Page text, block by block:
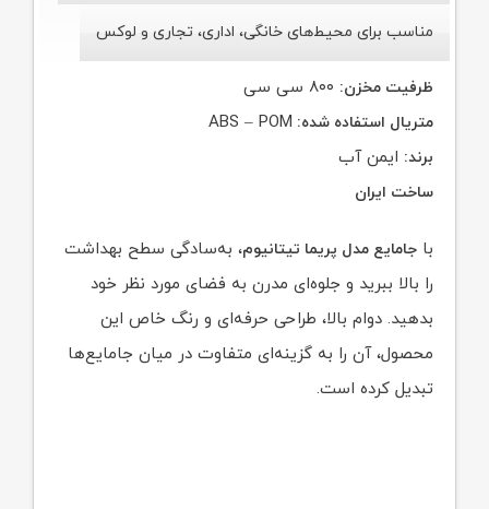
مناسب برای محیط‌های خانگی، اداری، تجاری و لوکس
ظرفیت مخزن:
متریال استفاده شده: ABS – POM
برند: ایمن آب
ساخت ایران
با جامایع مدل پریما تیتانیوم، به‌سادگی سطح بهداشت
را بالا ببرید و جلوه‌ای مدرن به فضای مورد نظر خود
بدهید. دوام بالا، طراحی حرفه‌ای و رنگ خاص این
محصول، آن را به گزینه‌ای متفاوت در میان جامایع‌ها
تبدیل کرده است.